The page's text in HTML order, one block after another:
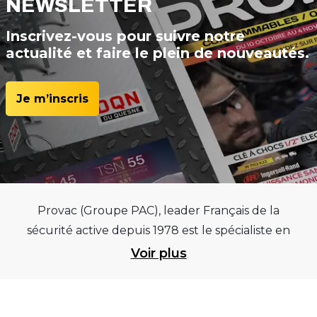
NEWSLETTER
Inscrivez-vous pour suivre notre
actualité et faire le plein de nouveautés.
Je m’inscris
Provac (Groupe PAC), leader Français de la
sécurité active depuis 1978 est le spécialiste en
équipements pour garages et centres
Voir plus